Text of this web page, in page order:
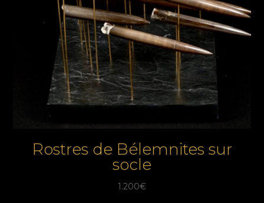
Rostres de Bélemnites sur
socle
1.200€